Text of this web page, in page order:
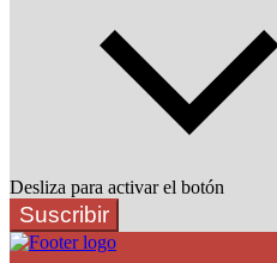
Desliza para activar el botón
Suscribir